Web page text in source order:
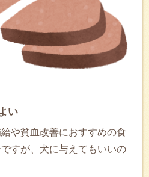
い
や貧血改善におすすめの食
すが、犬に与えてもいいの